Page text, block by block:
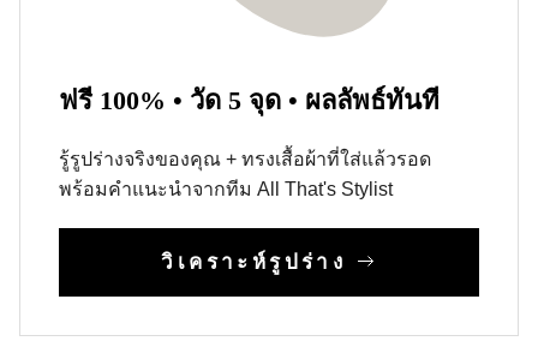
ฟรี 100% • วัด 5 จุด • ผลลัพธ์ทันที
รู้รูปร่างจริงของคุณ + ทรงเสื้อผ้าที่ใส่แล้วรอด
พร้อมคำแนะนำจากทีม All That's Stylist
วิเคราะห์รูปร่าง